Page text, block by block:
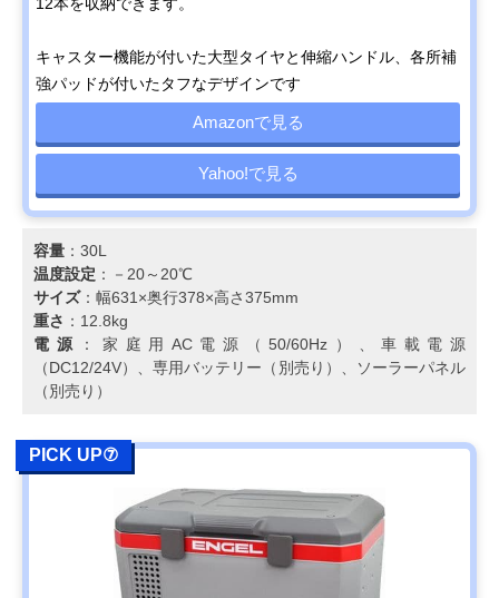
12本を収納できます。
キャスター機能が付いた大型タイヤと伸縮ハンドル、各所補
強パッドが付いたタフなデザインです
Amazonで見る
Yahoo!で見る
容量 ：30L
温度設定 ：－20～20℃
サイズ：幅631×奥行378×高さ375mm
重さ ：12.8kg
電源
：家庭用AC電源（50/60Hz）、車載電源
（DC12/24V）、専用バッテリー（別売り）、ソーラーパネル
（別売り）
PICK UP⑦